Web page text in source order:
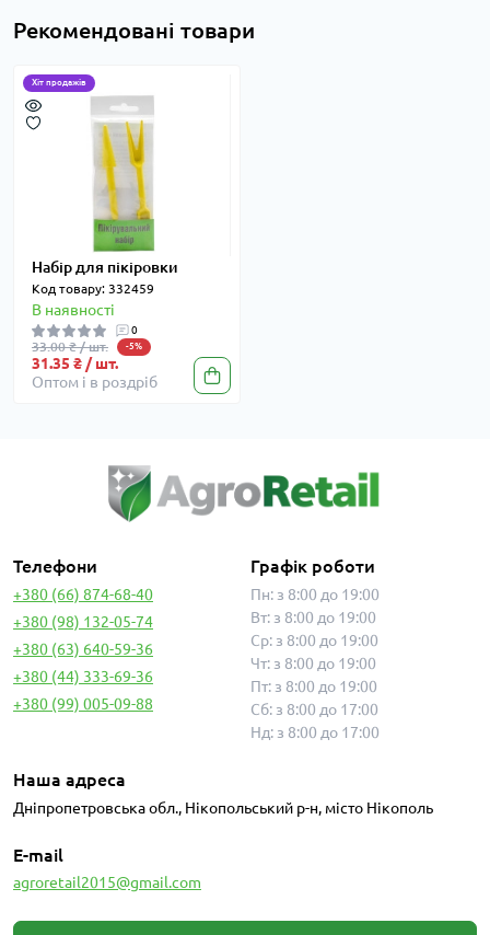
Рекомендовані товари
Хіт продажів
Набір для пікіровки
Код товару: 332459
В наявності
0
33.00 ₴ / шт. -5%
31.35 ₴ / шт.
Оптом і в роздріб
Телефони
+380 (66) 874-68-40
+380 (98) 132-05-74
+380 (63) 640-59-36
+380 (44) 333-69-36
+380 (99) 005-09-88
Графік роботи
Пн: з 8:00 до 19:00
Вт: з 8:00 до 19:00
Ср: з 8:00 до 19:00
Чт: з 8:00 до 19:00
Пт: з 8:00 до 19:00
Сб: з 8:00 до 17:00
Нд: з 8:00 до 17:00
Наша адреса
Дніпропетровська обл., Нікопольський р-н, місто Нікополь
E-mail
agroretail2015@gmail.com